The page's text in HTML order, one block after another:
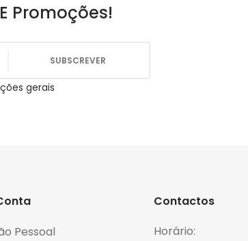
Promoções!
gerais
Pessoal
Contactos
Horário: